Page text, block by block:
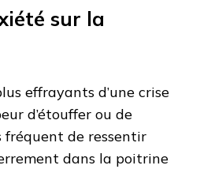
sur la
effrayants d’une crise
d’étouffer ou de
fréquent de ressentir
dans la poitrine